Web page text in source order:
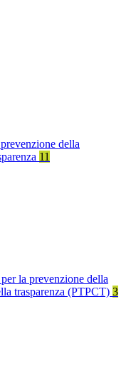
della
11
la prevenzione della
trasparenza (PTPCT) 3